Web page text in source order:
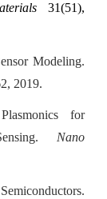
31(51),
Modeling.
2019.
for
Nano